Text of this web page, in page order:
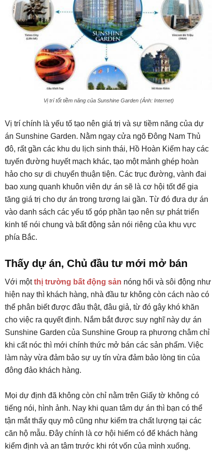
Vị trí tốt tiềm năng của Sunshine Garden (Ảnh: Internet)
Vị trí chính là yếu tố tạo nên giá trị và sự tiềm năng của dự
án Sunshine Garden. Nằm ngay cửa ngõ Đông Nam Thủ
đô, rất gần các khu du lịch sinh thái, Hồ Hoàn Kiếm hay các
tuyến đường huyết mạch khác, tạo một mảnh ghép hoàn
hảo cho sự di chuyển thuận tiện. Các trục đường, vành đai
bao xung quanh khuôn viên dự án sẽ là cơ hội tốt để gia
tăng giá trị cho dự án trong tương lai gần. Từ đó đưa dự án
vào danh sách các yếu tố góp phần tạo nên sự phát triển
kinh tế nói chung và bất động sản nói riêng của khu vực
phía Bắc.
Thấy dự án, Chủ đầu tư mới mở bán
Với mộtthị trường bất động sản nóng hổi và sôi động như
hiện nay thì khách hàng, nhà đầu tư không còn cách nào có
thể phân biết được đâu thật, đâu giả, từ đó gây khó khăn
cho việc ra quyết định. Nắm bắt được suy nghĩ này dự án
Sunshine Garden của Sunshine Group ra phương châm chỉ
khi cất nóc thì mới chính thức mở bán các sản phẩm. Việc
làm này vừa đảm bảo sự uy tín vừa đảm bảo lòng tin của
đông đảo khách hàng.
Mọi dự định đã không còn chỉ nằm trên Giấy tờ không có
tiếng nói, hình ảnh. Nay khi quan tâm dự án thì bạn có thể
tận mắt thấy quy mô cũng như kiểm tra chất lượng tại các
căn hộ mẫu. Đây chính là cơ hội hiếm có để khách hàng
kiểm định và an tâm trước khi rót vốn của mình xuống.